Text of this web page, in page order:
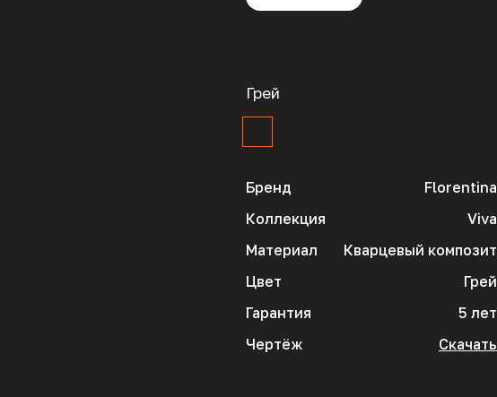
Грей
Бренд
Florentina
Коллекция
Viva
Материал
Кварцевый композит
Цвет
Грей
Гарантия
5 лет
Чертёж
Скачать